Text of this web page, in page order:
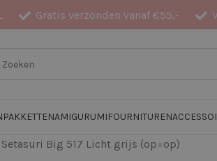
Gratis verzonden vanaf €55,-
PAKKETTENAMIGURUMIFOURNITUREN
Setasuri Big 517 Licht grijs (op=op)